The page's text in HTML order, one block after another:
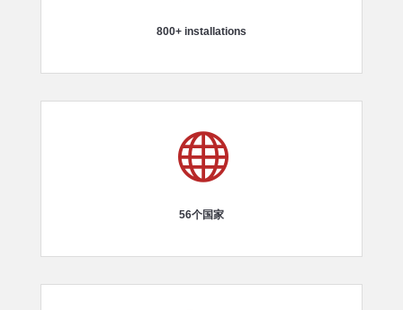
800+ installations

56个国家